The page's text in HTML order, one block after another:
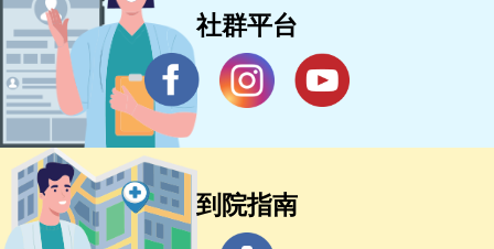
社群平台
到院指南